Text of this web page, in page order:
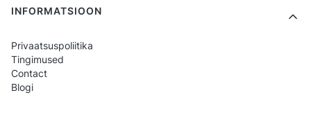
INFORMATSIOON
Privaatsuspoliitika
Tingimused
Contact
Blogi